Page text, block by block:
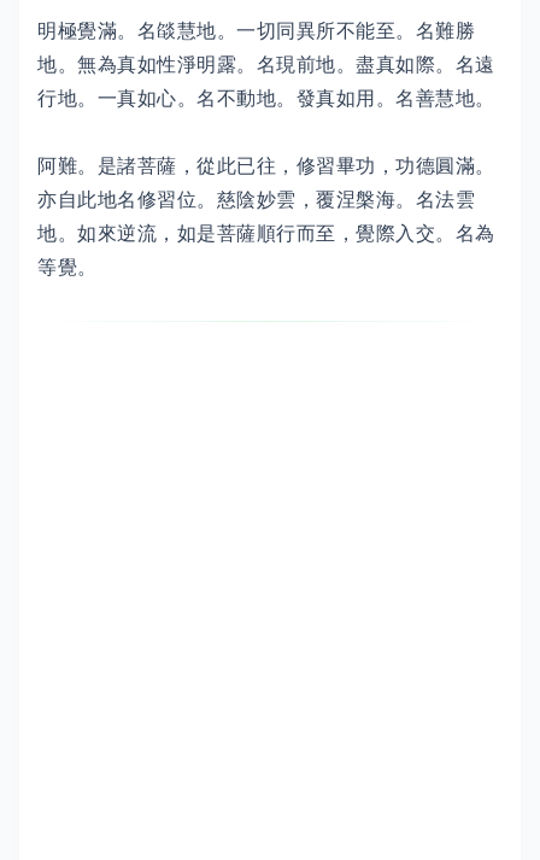
明極覺滿。名燄慧地。一切同異所不能至。名難勝
地。無為真如性淨明露。名現前地。盡真如際。名遠
行地。一真如心。名不動地。發真如用。名善慧地。
阿難。是諸菩薩，從此已往，修習畢功，功德圓滿。
亦自此地名修習位。慈陰妙雲，覆涅槃海。名法雲
地。如來逆流，如是菩薩順行而至，覺際入交。名為
等覺。